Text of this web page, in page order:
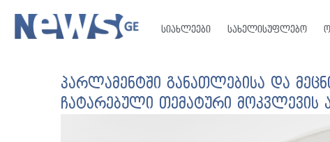
სიახლეები სახელისუფლებო
პარლამენტში განათლებისა და
ჩატარებული თემატური მოკვლევის